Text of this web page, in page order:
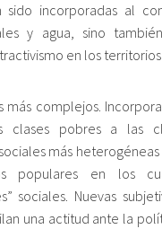
sido incorporadas al
y agua, sino
en los
más complejos.
clases pobres a las
más
populares en los
sociales. Nuevas
una actitud ante la